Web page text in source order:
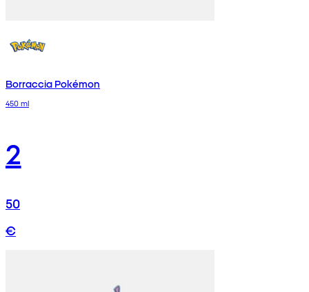
Borraccia Pokémon
450 ml
2
50
€